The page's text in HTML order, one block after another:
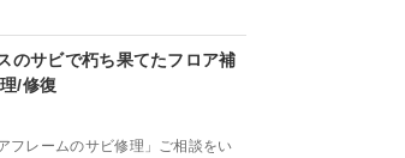
のサビで朽ち果てたフロア補
/修復
フレームのサビ修理」ご相談をい